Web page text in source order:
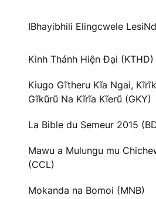
IBhayibhili Elingcwele
Kinh Thánh Hiện Đại (KTHD)
Kiugo Gĩtheru Kĩa Ngai,
Gĩkũrũ Na Kĩrĩa Kĩerũ (GKY)
La Bible du Semeur 2015
Mawu a Mulungu mu
(CCL)
Mokanda na Bomoi (MNB)